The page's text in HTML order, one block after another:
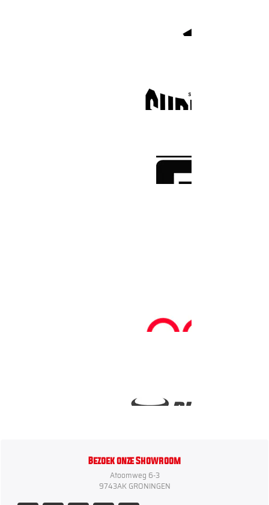
Bezoek onze Showroom
Atoomweg 6-3
9743AK GRONINGEN